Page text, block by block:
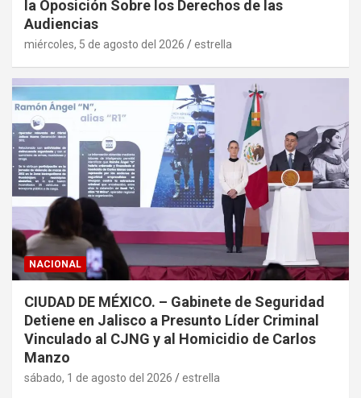
la Oposición Sobre los Derechos de las
Audiencias
miércoles, 5 de agosto del 2026 estrella
NACIONAL
CIUDAD DE MÉXICO. – Gabinete de Seguridad
Detiene en Jalisco a Presunto Líder Criminal
Vinculado al CJNG y al Homicidio de Carlos
Manzo
sábado, 1 de agosto del 2026 estrella